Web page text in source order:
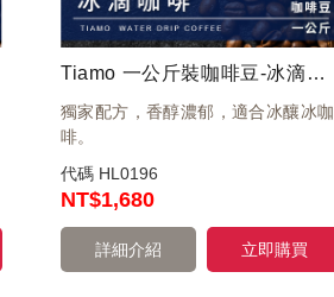
Tiamo 一公斤裝咖啡豆-冰滴咖啡 1kg
獨家配方，香醇濃郁，適合冰釀冰咖
啡。
代碼 HL0196
NT$1,680
立即購買
詳細介紹